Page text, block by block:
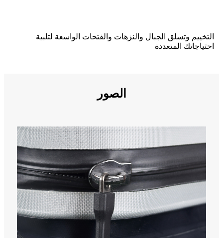
التخييم وتسلق الجبال والنزهات والفتحات الواسعة لتلبية
احتياجاتك المتعددة
الصور